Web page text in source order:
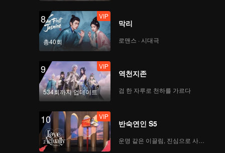
8
총40회
VIP
막리
로맨스 · 시대극
9
534회까지 업데이트
VIP
역천지존
검 한 자루로 천하를 가르다
10 VIP
반숙연인 S5
운명 같은 이끌림, 진심으로 사랑하다